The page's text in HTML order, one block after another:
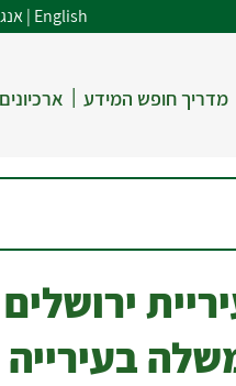
אתר
English
|
מדריך חופש המידע | ארכיונים
ירושלים
בעירייה